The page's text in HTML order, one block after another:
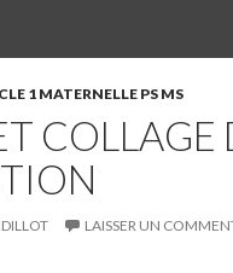
1 MATERNELLE PS MS
COLLAGE
LAISSER UN